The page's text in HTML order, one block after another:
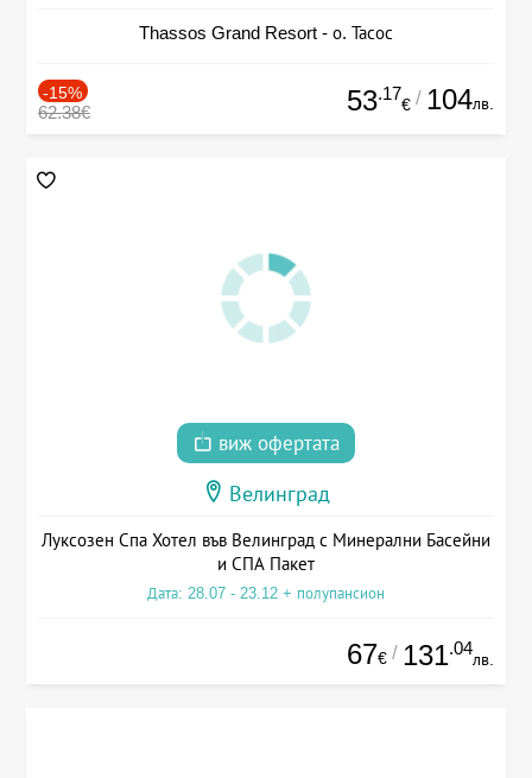
Thassos Grand Resort - о. Тасос
-15%
62.38€ 53.17
€ / 104лв.
виж офертата
Велинград
Луксозен Спа Хотел във Велинград с Минерални Басейни
и СПА Пакет
Дата: 28.07 - 23.12 + полупансион
67€ / 131.04
лв.